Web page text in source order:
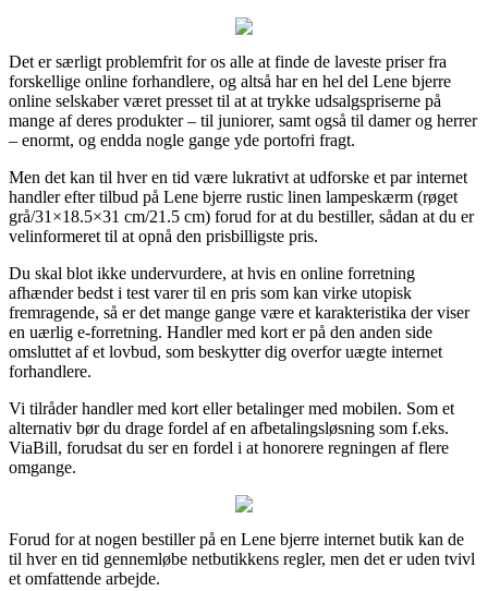
Det er særligt problemfrit for os alle at finde de laveste priser fra
forskellige online forhandlere, og altså har en hel del Lene bjerre
online selskaber været presset til at at trykke udsalgspriserne på
mange af deres produkter – til juniorer, samt også til damer og herrer
– enormt, og endda nogle gange yde portofri fragt.
Men det kan til hver en tid være lukrativt at udforske et par internet
handler efter tilbud på Lene bjerre rustic linen lampeskærm (røget
grå/31×18.5×31 cm/21.5 cm) forud for at du bestiller, sådan at du er
velinformeret til at opnå den prisbilligste pris.
Du skal blot ikke undervurdere, at hvis en online forretning
afhænder bedst i test varer til en pris som kan virke utopisk
fremragende, så er det mange gange være et karakteristika der viser
en uærlig e-forretning. Handler med kort er på den anden side
omsluttet af et lovbud, som beskytter dig overfor uægte internet
forhandlere.
Vi tilråder handler med kort eller betalinger med mobilen. Som et
alternativ bør du drage fordel af en afbetalingsløsning som f.eks.
ViaBill, forudsat du ser en fordel i at honorere regningen af flere
omgange.
Forud for at nogen bestiller på en Lene bjerre internet butik kan de
til hver en tid gennemløbe netbutikkens regler, men det er uden tvivl
et omfattende arbejde.